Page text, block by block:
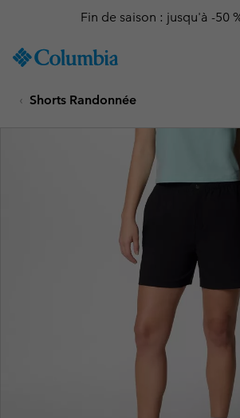
TO
SKIP
Fin de saison : jusqu'à -50
Shorts Randonnée